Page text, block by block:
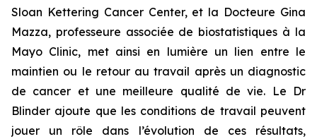
Sloan Kettering Cancer Center, et la Docteure Gina
Mazza, professeure associée de biostatistiques à la
Mayo Clinic, met ainsi en lumière un lien entre le
maintien ou le retour au travail après un diagnostic
de cancer et une meilleure qualité de vie. Le Dr
Blinder ajoute que les conditions de travail peuvent
jouer un rôle dans l’évolution de ces résultats,